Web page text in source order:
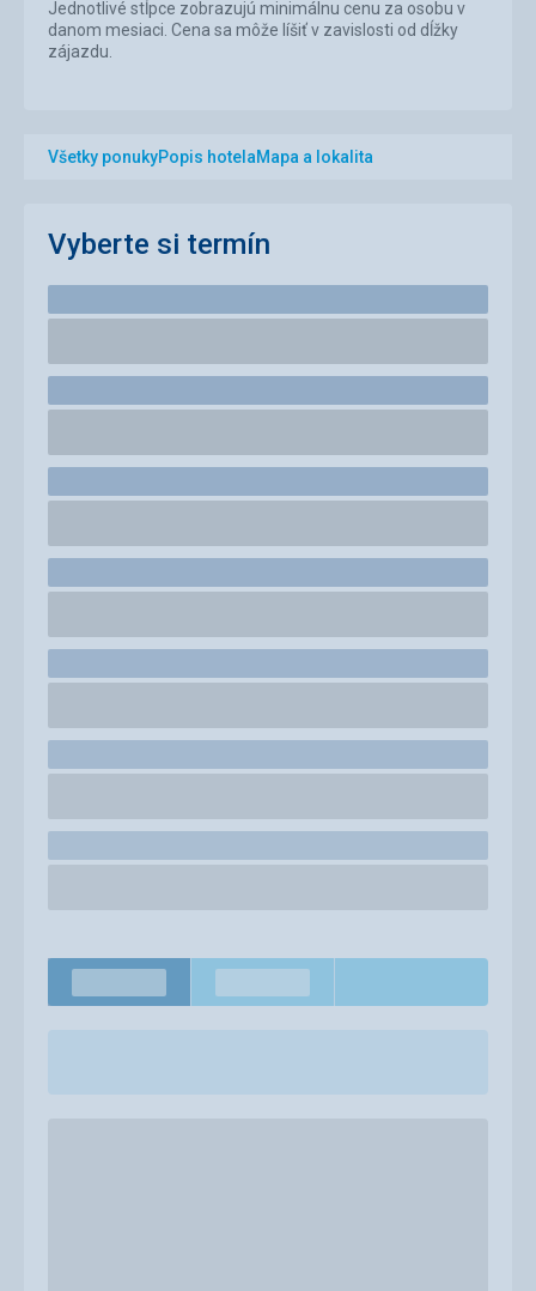
Jednotlivé stĺpce zobrazujú minimálnu cenu za osobu v
danom mesiaci. Cena sa môže líšiť v zavislosti od dĺžky
zájazdu.
Všetky ponukyPopis hotelaMapa a lokalita
Vyberte si termín